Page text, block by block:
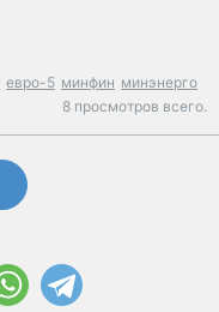
евро-5 минфин минэнерго
8 просмотров всего.